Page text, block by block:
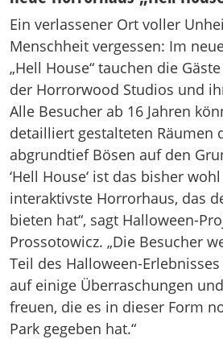
Ein verlassener Ort voller
Menschheit vergessen: Im
„Hell House“ tauchen die
der Horrorwood Studios und
Alle Besucher ab 16 Jahren
detailliert gestalteten Räumen
abgrundtief Bösen auf den
‘Hell House‘ ist das bisher
interaktivste Horrorhaus, das
bieten hat“, sagt Halloween-
Prossotowicz. „Die Besucher
Teil des Halloween-
auf einige Überraschungen
freuen, die es in dieser Form
Park gegeben hat.“